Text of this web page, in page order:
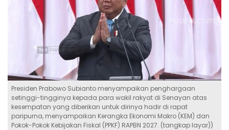
Presiden Prabowo Subianto menyampaikan penghargaan
setinggi-tingginya kepada para wakil rakyat di Senayan atas
kesempatan yang diberikan untuk dirinya hadir di rapat
paripurna, menyampaikan Kerangka Ekonomi Makro (KEM) dan
Pokok-Pokok Kebijakan Fiskal (PPKF) RAPBN 2027. (tangkap layar))